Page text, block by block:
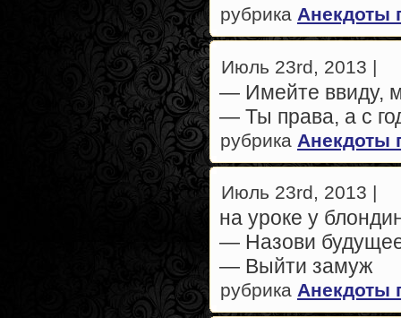
рубрика Анекдоты
Июль 23rd, 2013 |
— Имейте ввиду,
— Ты права, а с
рубрика Анекдоты
Июль 23rd, 2013 |
на уроке у
— Назови
— Выйти замуж
рубрика Анекдоты